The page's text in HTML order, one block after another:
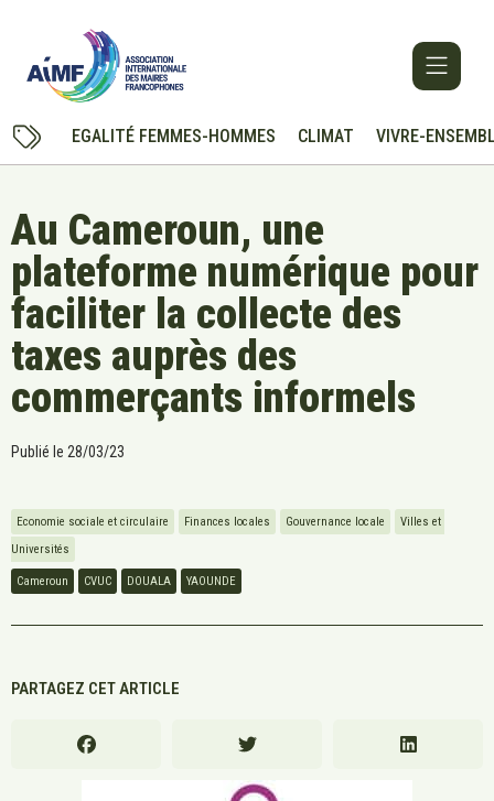
EGALITÉ FEMMES-HOMMES CLIMAT VIVRE-
Au Cameroun, une
plateforme numérique pour
faciliter la collecte des
taxes auprès des
commerçants informels
Publié le 28/03/23
Economie sociale et circulaire Finances locales Gouvernance locale
Villes et
Universités
Cameroun CVUC DOUALA YAOUNDE
PARTAGEZ CET ARTICLE